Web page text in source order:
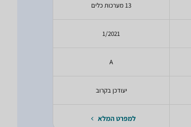
13 מערכות כלים
1/2021
A
יעודכן בקרוב
למפרט המלא